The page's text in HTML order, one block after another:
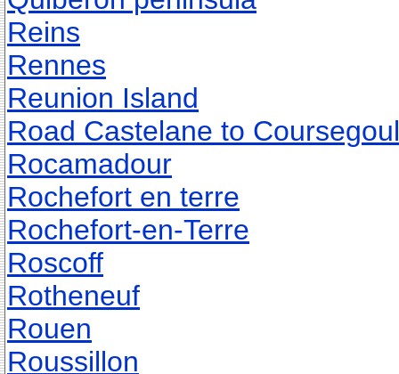
Reins
Rennes
Reunion Island
Road Castelane to
Rocamadour
Rochefort en terre
Rochefort-en-Terre
Roscoff
Rotheneuf
Rouen
Roussillon